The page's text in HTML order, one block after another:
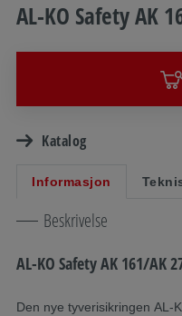
AL-KO Safety AK
Katalog
Informasjon
Beskrivelse
AL-KO Safety AK 161/AK
Den nye tyverisikringen AL-